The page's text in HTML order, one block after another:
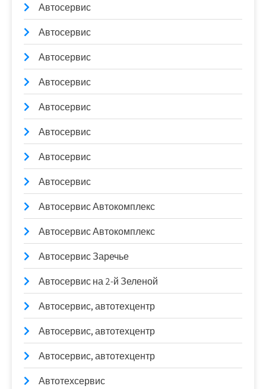
Автосервис
Автосервис
Автосервис
Автосервис
Автосервис
Автосервис
Автосервис
Автосервис
Автосервис Автокомплекс
Автосервис Автокомплекс
Автосервис Заречье
Автосервис на 2-й Зеленой
Автосервис, автотехцентр
Автосервис, автотехцентр
Автосервис, автотехцентр
Автотехсервис